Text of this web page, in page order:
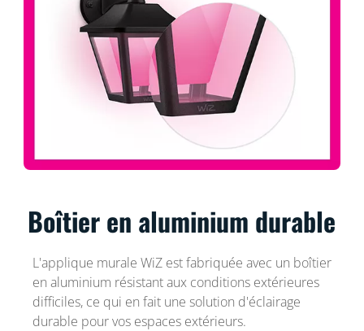
Boîtier en aluminium durable
L'applique murale WiZ est fabriquée avec un boîtier
en aluminium résistant aux conditions extérieures
difficiles, ce qui en fait une solution d'éclairage
durable pour vos espaces extérieurs.